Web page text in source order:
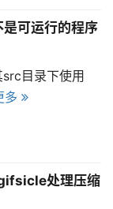
可运行的程序
目录下使用
多
处理压缩